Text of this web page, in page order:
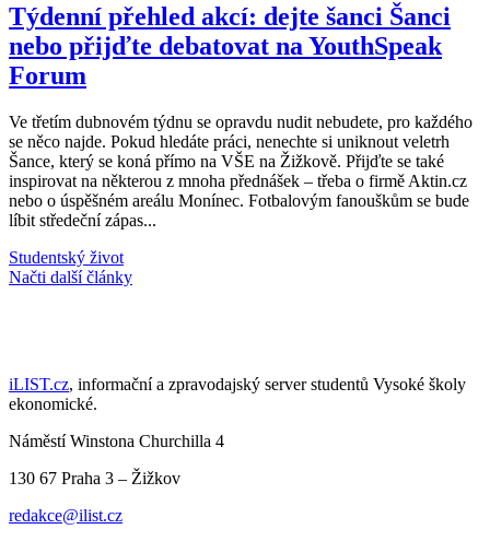
Týdenní přehled akcí: dejte šanci Šanci
nebo přijďte debatovat na YouthSpeak
Forum
Ve třetím dubnovém týdnu se opravdu nudit nebudete, pro každého
se něco najde. Pokud hledáte práci, nenechte si uniknout veletrh
Šance, který se koná přímo na VŠE na Žižkově. Přijďte se také
inspirovat na některou z mnoha přednášek – třeba o firmě Aktin.cz
nebo o úspěšném areálu Monínec. Fotbalovým fanouškům se bude
líbit středeční zápas...
Studentský život
Načti další články
iLIST.cz, informační a zpravodajský server studentů Vysoké školy
ekonomické.
Náměstí Winstona Churchilla 4
130 67 Praha 3 – Žižkov
redakce@ilist.cz